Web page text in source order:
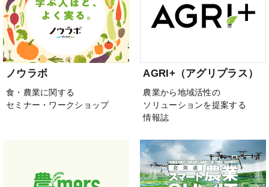
ノウラボ
食・農業に関する
セミナー・ワークショップ
AGRI+（アグリプラス）
農業から地域活性の
ソリューションを提案する
情報誌